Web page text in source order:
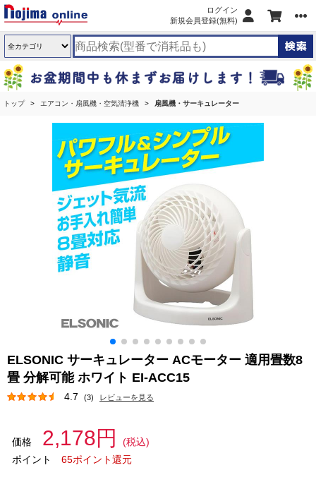
ログイン
新規会員登録(無料)
トップ エアコン・扇風機・空気清浄機 扇風機・サーキュレーター
ELSONIC サーキュレーター ACモーター 適用畳数8
畳 分解可能 ホワイト EI-ACC15
4.7 (3) レビューを見る
価格 2,178円
(税込)
ポイント
65ポイント還元